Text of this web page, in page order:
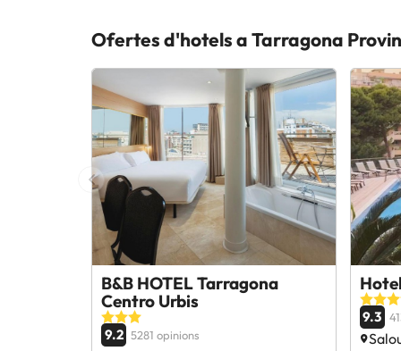
Ofertes d'hotels a Tarragona
B&B HOTEL Tarragona
Centro Urbis
9.2 5281 opinions
9.3